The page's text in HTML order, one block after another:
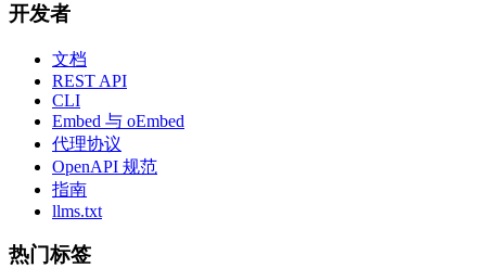
开发者
文档
REST API
CLI
Embed 与 oEmbed
代理协议
OpenAPI 规范
指南
llms.txt
热门标签